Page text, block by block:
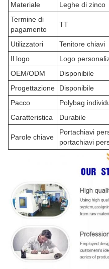
Materiale
Leghe di zinco
Termine di
pagamento
TT
Utilizzatori
Tenitore chiavi
Il logo
Logo
OEM/ODM
Disponibile
Progettazione
Disponibile
Pacco
Polybag
Caratteristica
Durabile
Parole chiave
Portachiavi
portachiavi